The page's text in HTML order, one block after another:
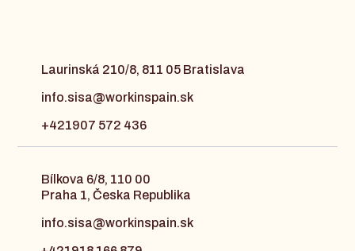
Laurinská 210/8, 811 05 Bratislava
info.sisa@workinspain.sk
+421907 572 436
Bílkova 6/8, 110 00
Praha 1, Česka Republika
info.sisa@workinspain.sk